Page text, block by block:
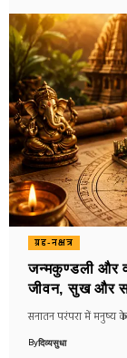
ग्रह-नक्षत्र
जन्मकुण्डली और
जीवन, सुख और
सनातन परंपरा में मनुष्य
Byदिव्यसुधा